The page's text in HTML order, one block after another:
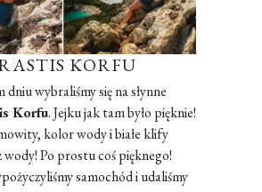
KORFU
wybraliśmy się na słynne
Korfu. Jejku jak tam było pięknie!
kolor wody i białe klify
wody! Po prostu coś pięknego!
samochód i udaliśmy